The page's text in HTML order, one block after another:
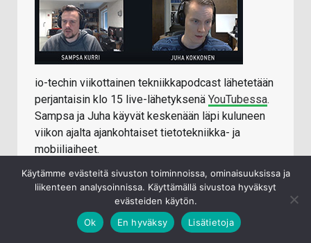
io-techin viikottainen tekniikkapodcast lähetetään
perjantaisin klo 15 live-lähetyksenä YouTubessa.
Sampsa ja Juha käyvät keskenään läpi kuluneen
viikon ajalta ajankohtaiset tietotekniikka- ja
mobiiliaiheet.
Jälkikäteen katseltavissa/kuunneltavissa:
Youtube
Spotify
Käytämme evästeitä sivuston toiminnoissa, ominaisuuksissa ja
liikenteen analysoinnissa. Käyttämällä sivustoa hyväksyt
evästeiden käytön.
Ok
En hyväksy Lisätietoja